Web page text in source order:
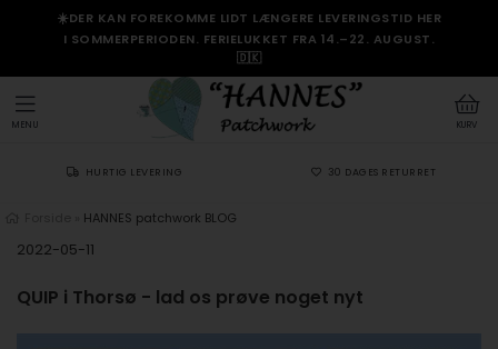
☀️DER KAN FOREKOMME LIDT LÆNGERE LEVERINGSTID HER
I SOMMERPERIODEN. FERIELUKKET FRA 14.–22. AUGUST.
🇩🇰
KURV
MENU
HURTIG LEVERING 30 DAGES RETURRET
HANNES patchwork BLOG
2022-05-11
QUIP i Thorsø - lad os prøve noget nyt